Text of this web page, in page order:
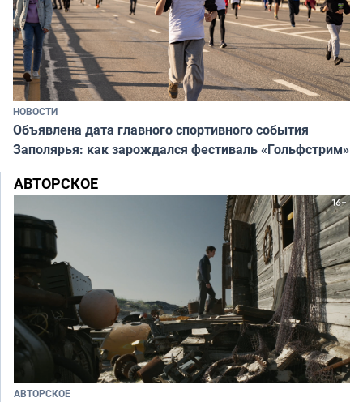
НОВОСТИ
Объявлена дата главного спортивного события
Заполярья: как зарождался фестиваль «Гольфстрим»
АВТОРСКОЕ
АВТОРСКОЕ